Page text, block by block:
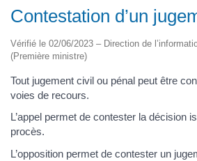
Contestation d’un
Vérifié le 02/06/2023 – Direction de
(Première ministre)
Tout jugement civil ou pénal peut être
voies de recours.
L’appel permet de contester la décision
procès.
L’opposition permet de contester un